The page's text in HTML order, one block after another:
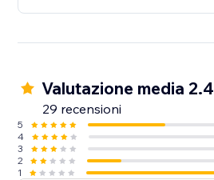
Valutazione media 2.4
29 recensioni
5
4
3
2
1